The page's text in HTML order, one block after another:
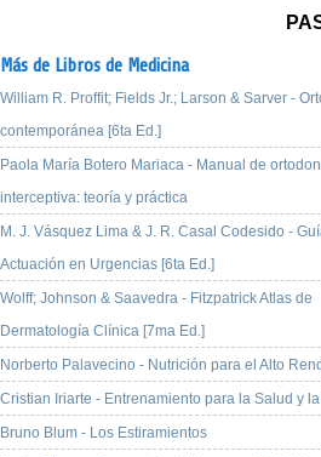
Más de Libros de Medicina
William R. Proffit; Fields Jr.; Larson & Sarver -
contemporánea [6ta Ed.]
Paola María Botero Mariaca - Manual de
interceptiva: teoría y práctica
M. J. Vásquez Lima & J. R. Casal Codesido -
Actuación en Urgencias [6ta Ed.]
Wolff; Johnson & Saavedra - Fitzpatrick Atlas de
Dermatología Clínica [7ma Ed.]
Norberto Palavecino - Nutrición para el Alto
Cristian Iriarte - Entrenamiento para la Salud y
Bruno Blum - Los Estiramientos